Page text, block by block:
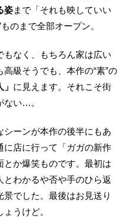
姿まで「それも映していい
のまで全部オープン。
もなく、もちろん家は広い
級そうでも、本作の“素”の
に見えます。それこそ街
ない…。
ーンが本作の後半にもあ
に店に行って「ガガの新作
か爆笑ものです。最初は
わかるや否や手のひら返
でした。最後はお見送り
うけど。